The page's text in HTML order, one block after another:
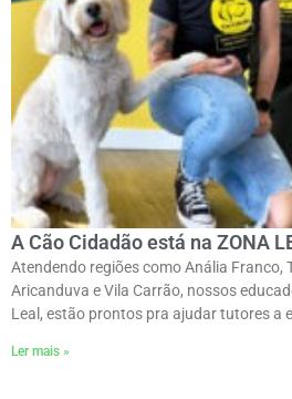
A Cão Cidadão está na ZONA
Atendendo regiões como Anália Franco,
Aricanduva e Vila Carrão, nossos
Leal, estão prontos pra ajudar tutores a
Ler mais »